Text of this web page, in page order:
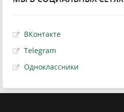
ВКонтакте
Telegram
Одноклассники